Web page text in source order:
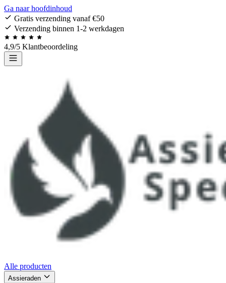
Ga naar hoofdinhoud
Gratis verzending vanaf €50
Verzending binnen 1-2 werkdagen
4,9/5 Klantbeoordeling
Alle producten
Assieraden